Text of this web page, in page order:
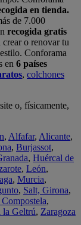
en tienda.
de 7.000
recogida gratis
crear o renovar tu
Conforama
en 6 países
, colchones
o, físicamente,
, Alfafar, Alicante,
, Burjassot,
, Huércal de
, León,
, Murcia,
, Salt, Girona,
,
Geltrú, Zaragoza